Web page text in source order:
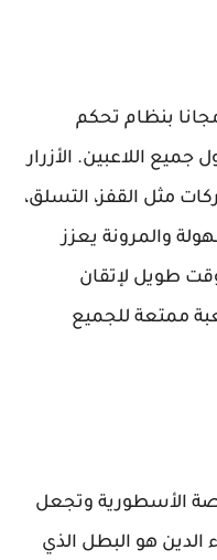
مجانا بنظام تحكم
اللاعبين. الأزرار
مثل القفز، التسلق،
والمرونة يعزز
وقت طويل لإتقان
ممتعة للجميع
الأسطورية وتجعل
الدين هو البطل الذي